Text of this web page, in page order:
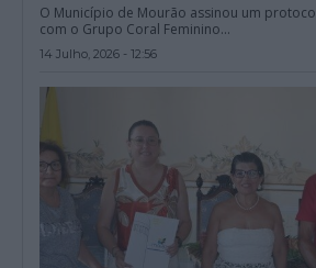
O Município de Mourão assinou um
com o Grupo Coral Feminino...
14 Julho, 2026 - 12:56